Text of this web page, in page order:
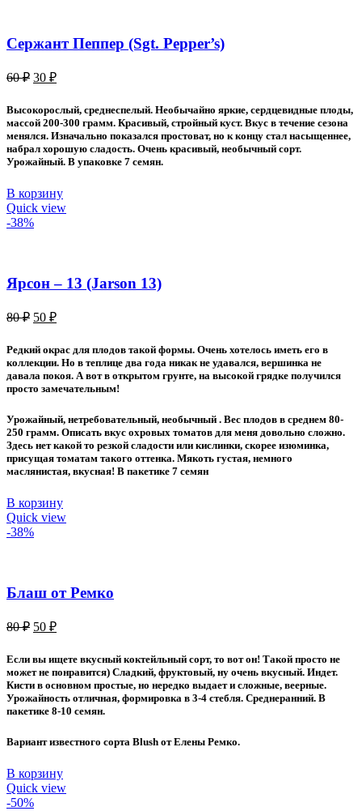
Сержант Пеппер (Sgt. Pepper’s)
60₽ Первоначальная
составляла
60 ₽.
30 ₽Текущая
30 ₽.
Высокорослый, среднеспелый. Необычайно яркие, сердцевидные плоды,
массой 200-300 грамм. Красивый, стройный куст. Вкус в течение сезона
менялся. Изначально показался простоват, но к концу стал насыщеннее,
набрал хорошую сладость. Очень красивый, необычный сорт.
Урожайный. В упаковке 7 семян.
В корзину
Quick view
-38%
Ярсон – 13 (Jarson 13)
80₽ Первоначальная
составляла
80 ₽.
50 ₽Текущая
50 ₽.
Редкий окрас для плодов такой формы. Очень хотелось иметь его в
коллекции. Но в теплице два года никак не удавался, вершинка не
давала покоя. А вот в открытом грунте, на высокой грядке получился
просто замечательным!
Урожайный, нетребовательный, необычный . Вес плодов в среднем 80-
250 грамм. Описать вкус охровых томатов для меня довольно сложно.
Здесь нет какой то резкой сладости или кислинки, скорее изюминка,
присущая томатам такого оттенка. Мякоть густая, немного
маслянистая, вкусная! В пакетике 7 семян
В корзину
Quick view
-38%
Блаш от Ремко
80₽ Первоначальная
80 ₽.
50 ₽Текущая
50 ₽.
Если вы ищете вкусный коктейльный сорт, то вот он! Такой просто не
может не понравится) Сладкий, фруктовый, ну очень вкусный. Индет.
Кисти в основном простые, но нередко выдает и сложные, веерные.
Урожайность отличная, формировка в 3-4 стебля. Среднеранний. В
пакетике 8-10 семян.
Вариант известного сорта Blush от Елены Ремко.
В корзину
Quick view
-50%